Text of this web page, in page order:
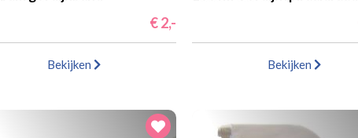
€ 2,-
Bekijken Bekijken